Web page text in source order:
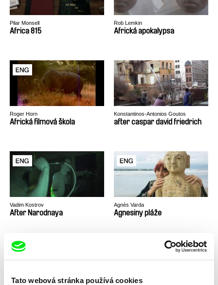
Tato webová stránka používá cookies
Pilar Monsell
Africa 815
Rob Lemkin
Africká apokalypsa
Roger Horn
Africká filmová škola
Konstantinos-Antonios Goutos
after caspar david friedrich
Vadim Kostrov
After Narodnaya
Agnès Varda
Agnesiny pláže